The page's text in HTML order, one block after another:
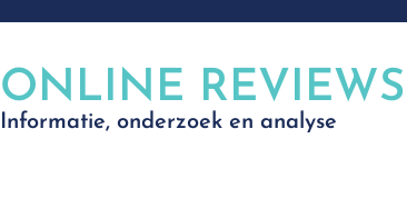
ONLINE REVIEWS
Informatie, onderzoek en analyse